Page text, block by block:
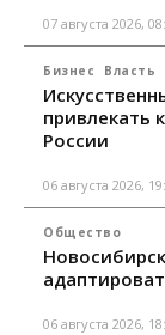
07 августа 2026,
Бизнес Власть
привлекать
России
06 августа 2026,
Общество
06 августа 2026,